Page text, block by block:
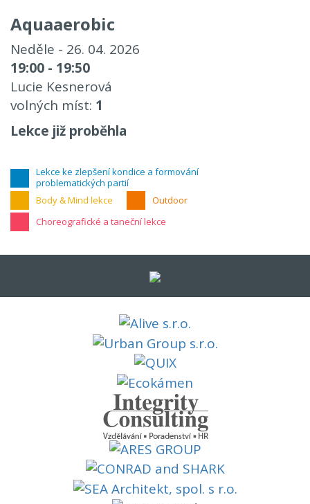
Aquaaerobic
Neděle - 26. 04. 2026
19:00 - 19:50
Lucie Kesnerová
volných míst: 1
Lekce již proběhla
Lekce ke zlepšení kondice a formování
problematických partií
Body & Mind lekce
Outdoor
Choreografické a taneční lekce